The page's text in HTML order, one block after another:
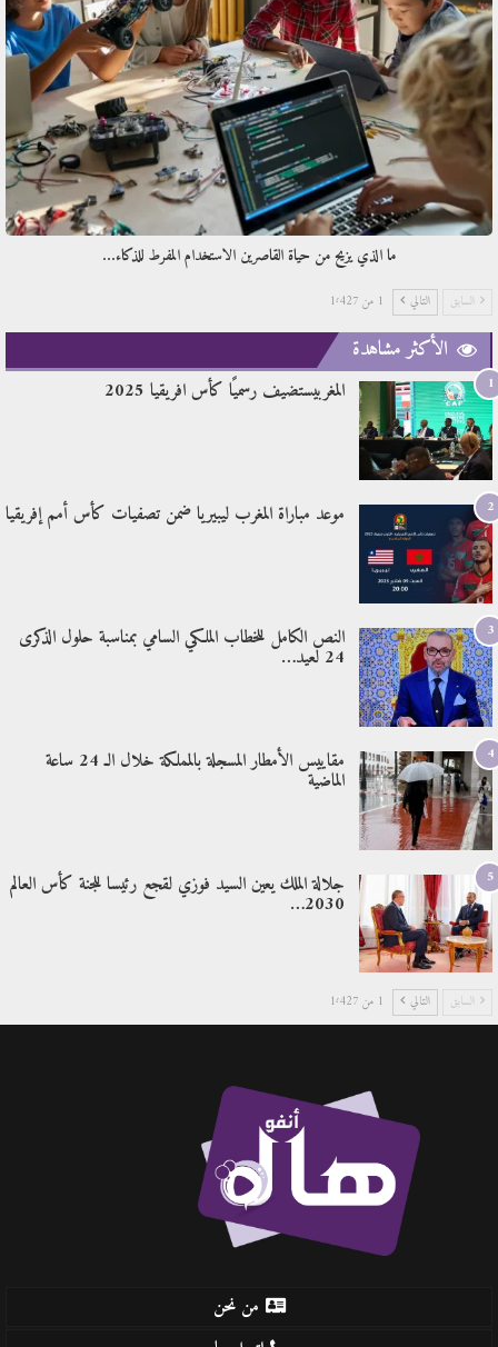
ما الذي يزيح من حياة القاصرين الاستخدام المفرط للذكاء…
السابق التالي 1 من 1٬427
الأكثر مشاهدة
1 المغربيستضيف رسميًا كأس افريقيا 2025
2 موعد مباراة المغرب ليبيريا ضمن تصفيات كأس أمم إفريقيا
3 النص الكامل للخطاب الملكي السامي بمناسبة حلول الذكرى
24 لعيد…
4 مقاييس الأمطار المسجلة بالمملكة خلال الـ 24 ساعة
الماضية
5 جلالة الملك يعين السيد فوزي لقجع رئيسا للجنة كأس العالم
2030…
السابق التالي 1 من 1٬427
من نحن